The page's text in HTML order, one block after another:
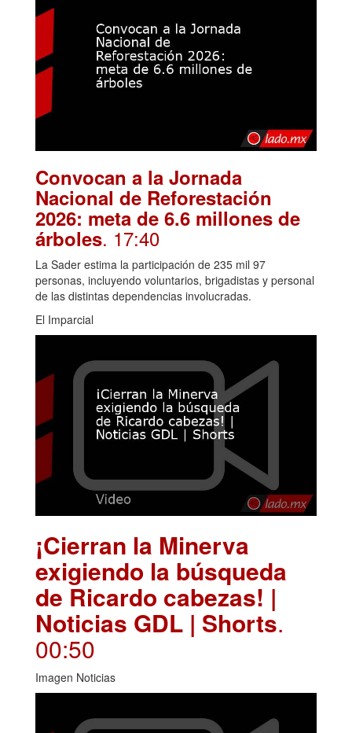
Convocan a la Jornada
Nacional de Reforestación
2026: meta de 6.6 millones de
árboles. 17:40
La Sader estima la participación de 235 mil 97
personas, incluyendo voluntarios, brigadistas y personal
de las distintas dependencias involucradas.
El Imparcial
¡Cierran la Minerva
exigiendo la búsqueda
de Ricardo cabezas! |
Noticias GDL | Shorts.
00:50
Imagen Noticias